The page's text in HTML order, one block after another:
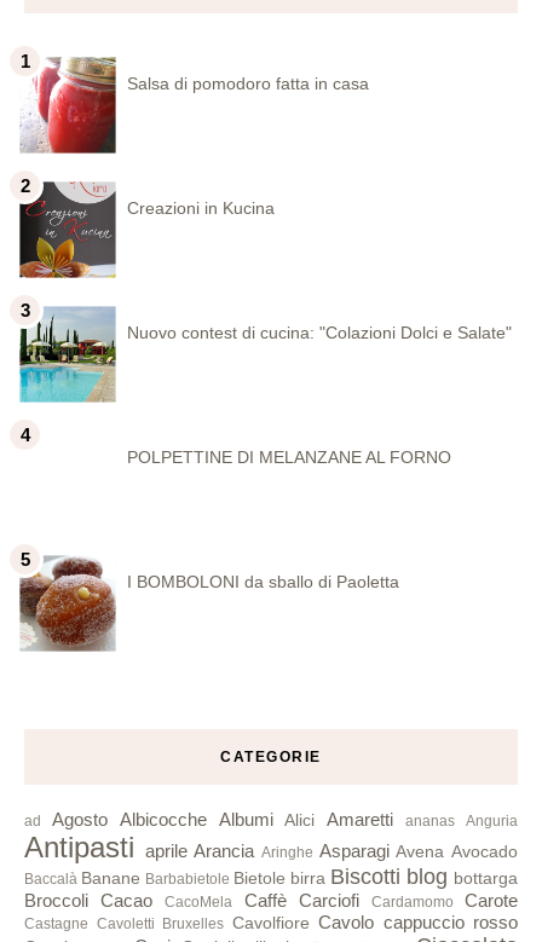
Salsa di pomodoro fatta in casa
Creazioni in Kucina
Nuovo contest di cucina: "Colazioni Dolci e Salate"
POLPETTINE DI MELANZANE AL FORNO
I BOMBOLONI da sballo di Paoletta
CATEGORIE
ad Agosto Albicocche Albumi Alici Amaretti ananas Anguria
Antipasti aprile Arancia Aringhe Asparagi Avena Avocado
Baccalà Banane Barbabietole Bietole birra Biscotti blog bottarga
Broccoli Cacao CacoMela Caffè Carciofi Cardamomo Carote
Castagne Cavoletti Bruxelles Cavolfiore Cavolo cappuccio rosso